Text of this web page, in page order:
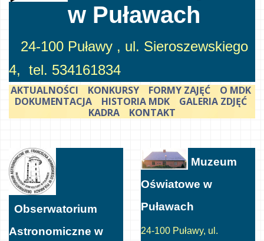
w Puławach
24-100 Puławy , ul. Sieroszewskiego
4, tel. 534161834
AKTUALNOŚCI KONKURSY FORMY ZAJĘĆ
O MDK
DOKUMENTACJA
HISTORIA MDK
GALERIA ZDJĘĆ
KADRA
KONTAKT
Obserwatorium
Astronomiczne w
Muzeum
Oświatowe w
Puławach
24-100 Puławy, ul.